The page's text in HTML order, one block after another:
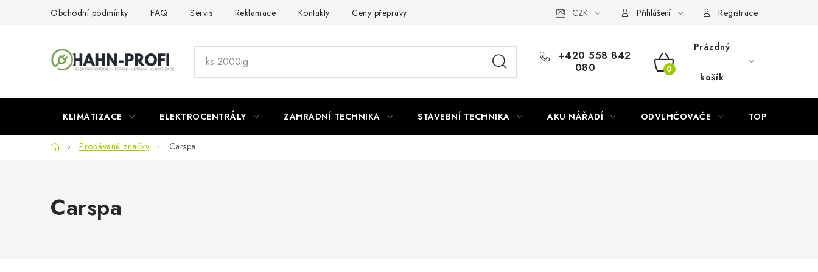
Obchodní podmínky FAQ Servis Reklamace Kontakty Ceny přepravy Náhradní díly Könner & Söhnen Reklamační řád
CZK Přihlášení Registrace
+420 558 842
080
NÁKUPNÍ
Prázdný
košík
KLIMATIZACE ELEKTROCENTRÁLY ZAHRADNÍ TECHNIKA STAVEBNÍ TECHNIKA AKU NÁŘADÍ ODVLHČOVAČE TOPIDLA
DomůProdávané značky Carspa
Carspa